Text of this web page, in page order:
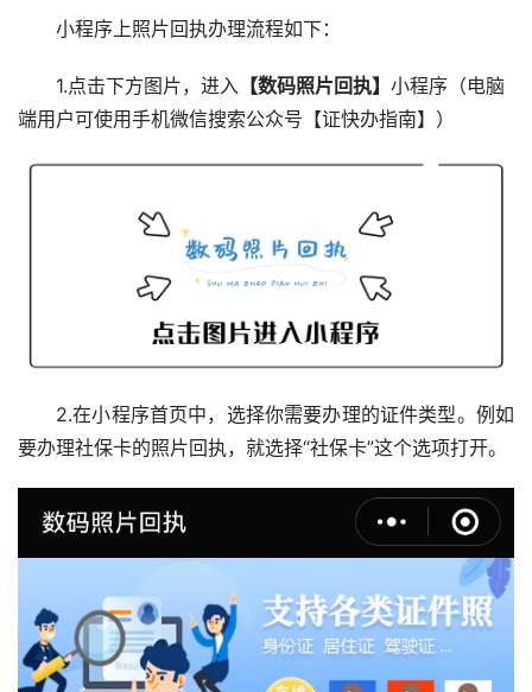
小程序上照片回执办理流程如下：
1.点击下方图片，进入 【数码照片回执】 小程序（电脑
端用户可使用手机微信搜索公众号【证快办指南】）
2.在小程序首页中，选择你需要办理的证件类型。例如
要办理社保卡的照片回执，就选择“社保卡”这个选项打开。